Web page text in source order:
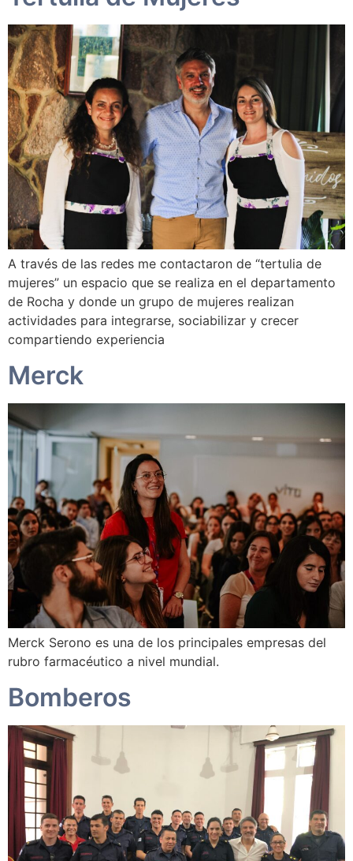
A través de las redes me contactaron de “tertulia de
mujeres” un espacio que se realiza en el departamento
de Rocha y donde un grupo de mujeres realizan
actividades para integrarse, sociabilizar y crecer
compartiendo experiencia
Merck
Merck Serono es una de los principales empresas del
rubro farmacéutico a nivel mundial.
Bomberos